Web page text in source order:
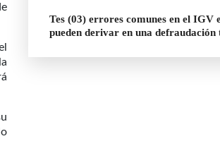
Tes (03) errores comunes en el IGV
pueden derivar en una